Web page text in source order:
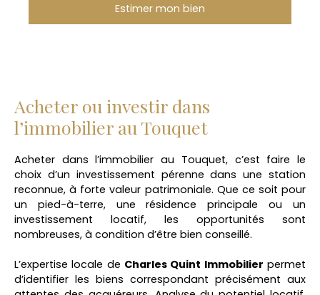
Estimer mon bien
Acheter ou investir dans
l’immobilier au Touquet
Acheter dans l’immobilier au Touquet, c’est faire le
choix d’un investissement pérenne dans une station
reconnue, à forte valeur patrimoniale. Que ce soit pour
un pied-à-terre, une résidence principale ou un
investissement locatif, les opportunités sont
nombreuses, à condition d’être bien conseillé.
L’expertise locale de Charles Quint Immobilier permet
d’identifier les biens correspondant précisément aux